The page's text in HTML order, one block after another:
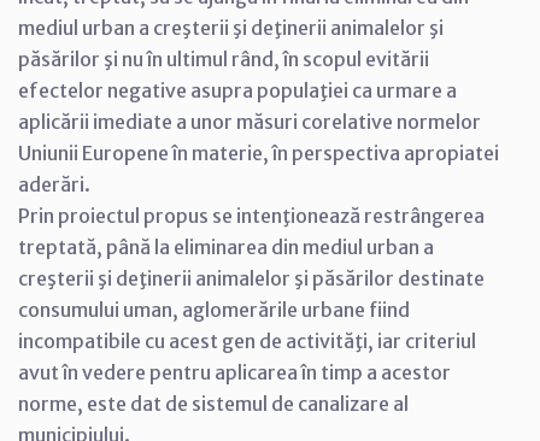
mediul urban a creşterii şi deţinerii animalelor şi
păsărilor şi nu în ultimul rând, în scopul evitării
efectelor negative asupra populaţiei ca urmare a
aplicării imediate a unor măsuri corelative normelor
Uniunii Europene în materie, în perspectiva apropiatei
aderări.
Prin proiectul propus se intenţionează restrângerea
treptată, până la eliminarea din mediul urban a
creşterii şi deţinerii animalelor şi păsărilor destinate
consumului uman, aglomerările urbane fiind
incompatibile cu acest gen de activităţi, iar criteriul
avut în vedere pentru aplicarea în timp a acestor
norme, este dat de sistemul de canalizare al
municipiului.